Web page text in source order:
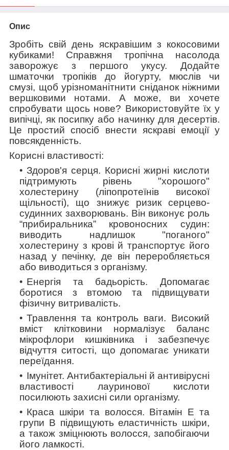
Опис
Зробіть свій день яскравішим з кокосовими
кубиками! Справжня тропічна насолода
заворожує з першого укусу. Додайте
шматочки тропіків до йогурту, мюслів чи
смузі, щоб урізноманітнити сніданок ніжними
вершковими нотами. А може, ви хочете
спробувати щось нове? Використовуйте їх у
випічці, як посипку або начинку для десертів.
Це простий спосіб внести яскраві емоції у
повсякденність.
Корисні властивості:
Здоров'я серця. Корисні жирні кислоти
підтримують рівень "хорошого"
холестерину (ліпопротеїнів високої
щільності), що знижує ризик серцево-
судинних захворювань. Він виконує роль
“прибиральника” кровоносних судин:
виводить надлишок "поганого"
холестерину з крові й транспортує його
назад у печінку, де він переробляється
або виводиться з організму.
Енергія та бадьорість. Допомагає
боротися з втомою та підвищувати
фізичну витривалість.
Травлення та контроль ваги. Високий
вміст клітковини нормалізує баланс
мікрофлори кишківника і забезпечує
відчуття ситості, що допомагає уникати
переїдання.
Імунітет. Антибактеріальні й антивірусні
властивості лауринової кислоти
посилюють захисні сили організму.
Краса шкіри та волосся. Вітамін Е та
групи В підвищують еластичність шкіри,
а також зміцнюють волосся, запобігаючи
його ламкості.